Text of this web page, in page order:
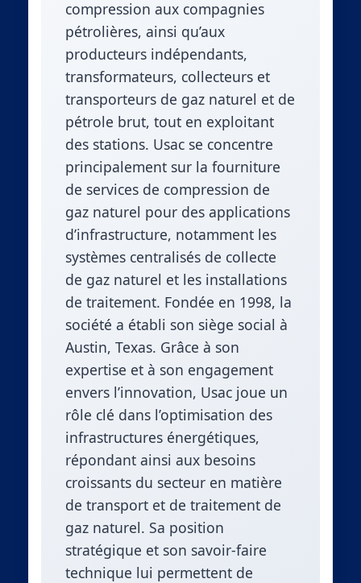
compression aux compagnies
pétrolières, ainsi qu’aux
producteurs indépendants,
transformateurs, collecteurs et
transporteurs de gaz naturel et de
pétrole brut, tout en exploitant
des stations. Usac se concentre
principalement sur la fourniture
de services de compression de
gaz naturel pour des applications
d’infrastructure, notamment les
systèmes centralisés de collecte
de gaz naturel et les installations
de traitement. Fondée en 1998, la
société a établi son siège social à
Austin, Texas. Grâce à son
expertise et à son engagement
envers l’innovation, Usac joue un
rôle clé dans l’optimisation des
infrastructures énergétiques,
répondant ainsi aux besoins
croissants du secteur en matière
de transport et de traitement de
gaz naturel. Sa position
stratégique et son savoir-faire
technique lui permettent de